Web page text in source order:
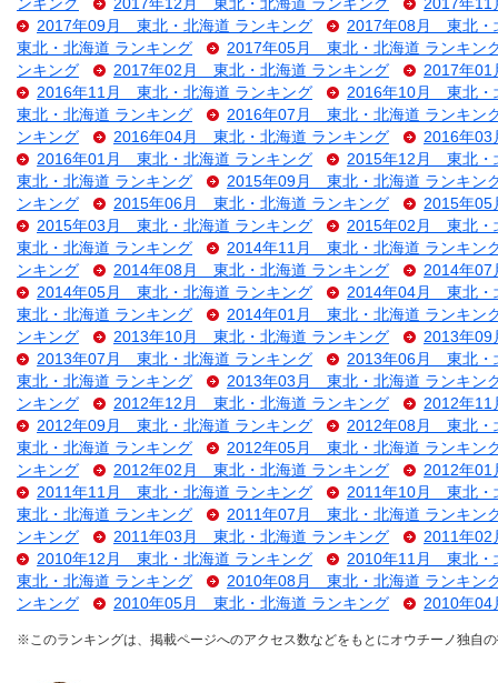
ンキング
2017年12月 東北・北海道 ランキング
2017年
2017年09月 東北・北海道 ランキング
2017年08月 東北・
東北・北海道 ランキング
2017年05月 東北・北海道 ランキン
ンキング
2017年02月 東北・北海道 ランキング
2017年
2016年11月 東北・北海道 ランキング
2016年10月 東北・
東北・北海道 ランキング
2016年07月 東北・北海道 ランキン
ンキング
2016年04月 東北・北海道 ランキング
2016年
2016年01月 東北・北海道 ランキング
2015年12月 東北・
東北・北海道 ランキング
2015年09月 東北・北海道 ランキン
ンキング
2015年06月 東北・北海道 ランキング
2015年
2015年03月 東北・北海道 ランキング
2015年02月 東北・
東北・北海道 ランキング
2014年11月 東北・北海道 ランキン
ンキング
2014年08月 東北・北海道 ランキング
2014年
2014年05月 東北・北海道 ランキング
2014年04月 東北・
東北・北海道 ランキング
2014年01月 東北・北海道 ランキン
ンキング
2013年10月 東北・北海道 ランキング
2013年
2013年07月 東北・北海道 ランキング
2013年06月 東北・
東北・北海道 ランキング
2013年03月 東北・北海道 ランキン
ンキング
2012年12月 東北・北海道 ランキング
2012年
2012年09月 東北・北海道 ランキング
2012年08月 東北・
東北・北海道 ランキング
2012年05月 東北・北海道 ランキン
ンキング
2012年02月 東北・北海道 ランキング
2012年
2011年11月 東北・北海道 ランキング
2011年10月 東北・
東北・北海道 ランキング
2011年07月 東北・北海道 ランキン
ンキング
2011年03月 東北・北海道 ランキング
2011年
2010年12月 東北・北海道 ランキング
2010年11月 東北・
東北・北海道 ランキング
2010年08月 東北・北海道 ランキン
ンキング
2010年05月 東北・北海道 ランキング 2010年
※このランキングは、掲載ページへのアクセス数などをもとにオウチーノ独自